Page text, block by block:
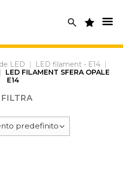
LED | LED filament - E14 |
|
LED FILAMENT SFERA OPALE
E14
FILTRA